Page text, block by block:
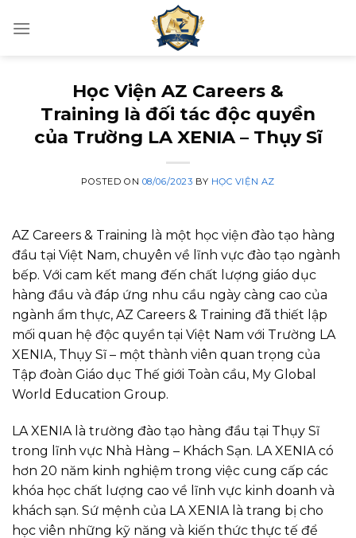
Học Viện AZ Careers &
Training là đối tác độc quyền
của Trường LA XENIA – Thụy Sĩ
POSTED ON 08/06/2023 BY HỌC VIỆN AZ
AZ Careers & Training là một học viện đào tạo hàng
đầu tại Việt Nam, chuyên về lĩnh vực đào tạo ngành
bếp. Với cam kết mang đến chất lượng giáo dục
hàng đầu và đáp ứng nhu cầu ngày càng cao của
ngành ẩm thực, AZ Careers & Training đã thiết lập
mối quan hệ độc quyền tại Việt Nam với Trường LA
XENIA, Thụy Sĩ – một thành viên quan trọng của
Tập đoàn Giáo dục Thế giới Toàn cầu, My Global
World Education Group.
LA XENIA là trường đào tạo hàng đầu tại Thụy Sĩ
trong lĩnh vực Nhà Hàng – Khách Sạn. LA XENIA có
hơn 20 năm kinh nghiệm trong việc cung cấp các
khóa học chất lượng cao về lĩnh vực kinh doanh và
khách sạn. Sứ mệnh của LA XENIA là trang bị cho
học viên những kỹ năng và kiến thức thực tế để